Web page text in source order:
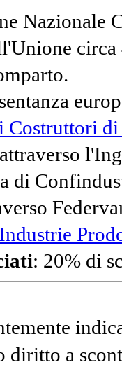
Nazionale
Costruttori
di
: 20% di
diritto a